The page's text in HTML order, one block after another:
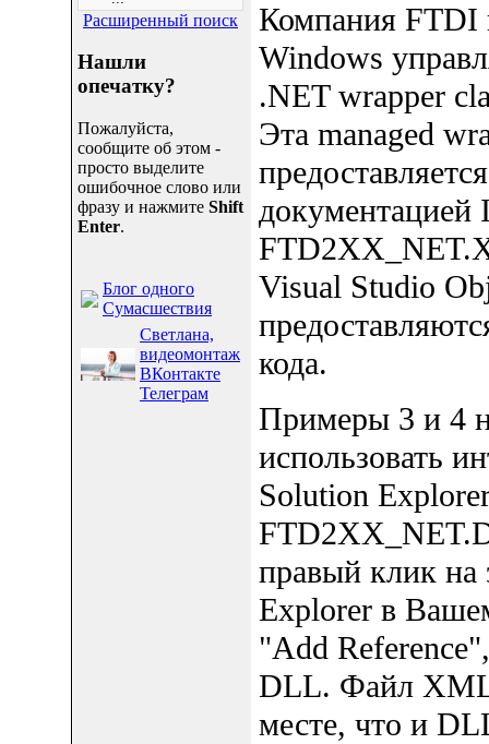
Расширенный поиск
Нашли
опечатку?
Пожалуйста,
сообщите об этом -
просто выделите
ошибочное слово или
фразу и нажмите Shift
Enter.
Блог одного
Сумасшествия
Светлана,
видеомонтаж
ВКонтакте
Телеграм
Компания FTDI
Windows
.NET wrapper
Эта managed
Visual Studio
кода.
Примеры 3 и 4
использовать
Solution
правый клик на
Explorer в
"Add
DLL. Файл
месте, что и